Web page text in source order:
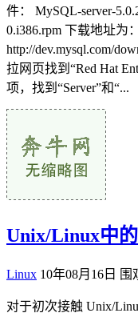
件： MySQL-server-
0.i386.rpm 下载地址为：
http://dev.mysql.com/
拉网页找到“Red Hat
项，找到“Server”和“...
Unix/Linux中的
Linux 10年08月16日 围
对于初次接触 Unix/